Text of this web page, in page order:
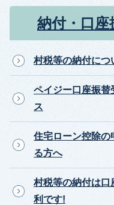
納付・口座
村税等の納付につ
ペイジー口座振替
ス
住宅ローン控除の
る方へ
村税等の納付は口
利です!